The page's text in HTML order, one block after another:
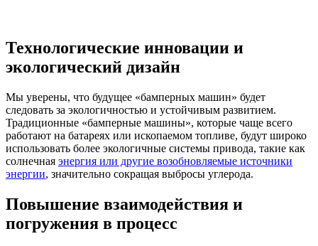
Технологические инновации и
экологический дизайн
Мы уверены, что будущее «бамперных машин» будет
следовать за экологичностью и устойчивым развитием.
Традиционные «бамперные машины», которые чаще всего
работают на батареях или ископаемом топливе, будут широко
использовать более экологичные системы привода, такие как
солнечная энергия или другие возобновляемые источники
энергии, значительно сокращая выбросы углерода.
Повышение взаимодействия и
погружения в процесс